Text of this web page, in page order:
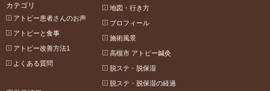
地図・行き方
プロフィール
施術風景
高槻市 アトピー鍼灸
脱ステ・脱保湿
脱ステ・脱保湿の経過
カテゴリ
アトピー患者さんのお声
アトピーと食事
アトピー改善方法1
よくある質問